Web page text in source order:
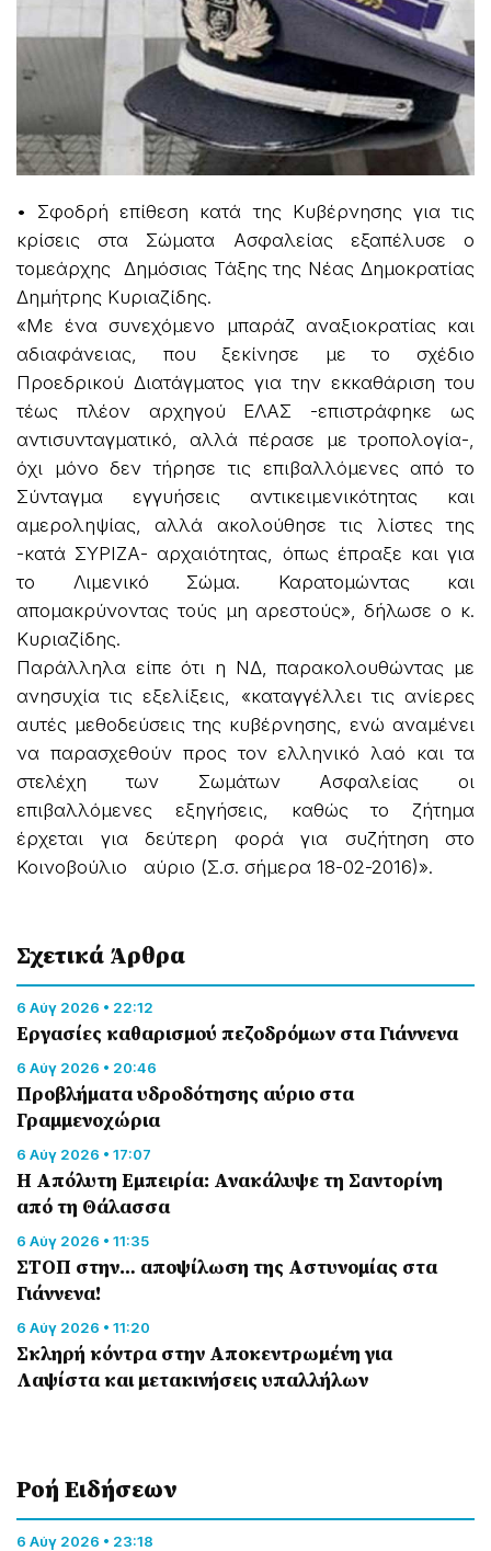
• Σφοδρή επίθεση κατά της Κυβέρνησης για τις
κρίσεις στα Σώματα Ασφαλείας εξαπέλυσε ο
τομεάρχης Δημόσιας Τάξης της Νέας Δημοκρατίας
Δημήτρης Κυριαζίδης.
«Με ένα συνεχόμενο μπαράζ αναξιοκρατίας και
αδιαφάνειας, που ξεκίνησε με το σχέδιο
Προεδρικού Διατάγματος για την εκκαθάριση του
τέως πλέον αρχηγού ΕΛΑΣ -επιστράφηκε ως
αντισυνταγματικό, αλλά πέρασε με τροπολογία-,
όχι μόνο δεν τήρησε τις επιβαλλόμενες από το
Σύνταγμα εγγυήσεις αντικειμενικότητας και
αμεροληψίας, αλλά ακολούθησε τις λίστες της
-κατά ΣΥΡΙΖΑ- αρχαιότητας, όπως έπραξε και για
το Λιμενικό Σώμα. Καρατομώντας και
απομακρύνοντας τούς μη αρεστούς», δήλωσε ο κ.
Κυριαζίδης.
Παράλληλα είπε ότι η ΝΔ, παρακολουθώντας με
ανησυχία τις εξελίξεις, «καταγγέλλει τις ανίερες
αυτές μεθοδεύσεις της κυβέρνησης, ενώ αναμένει
να παρασχεθούν προς τον ελληνικό λαό και τα
στελέχη των Σωμάτων Ασφαλείας οι
επιβαλλόμενες εξηγήσεις, καθώς το ζήτημα
έρχεται για δεύτερη φορά για συζήτηση στο
Κοινοβούλιο αύριο (Σ.σ. σήμερα 18-02-2016)».
Σχετικά Άρθρα
6 Αύγ 2026 • 22:12
Εργασίες καθαρισμού πεζοδρόμων στα Γιάννενα
6 Αύγ 2026 • 20:46
Προβλήματα υδροδότησης αύριο στα
Γραμμενοχώρια
6 Αύγ 2026 • 17:07
Η Απόλυτη Εμπειρία: Ανακάλυψε τη Σαντορίνη
από τη Θάλασσα
6 Αύγ 2026 • 11:35
ΣΤΟΠ στην… αποψίλωση της Αστυνομίας στα
Γιάννενα!
6 Αύγ 2026 • 11:20
Σκληρή κόντρα στην Αποκεντρωμένη για
Λαψίστα και μετακινήσεις υπαλλήλων
Ροή Eιδήσεων
6 Αύγ 2026 • 23:18